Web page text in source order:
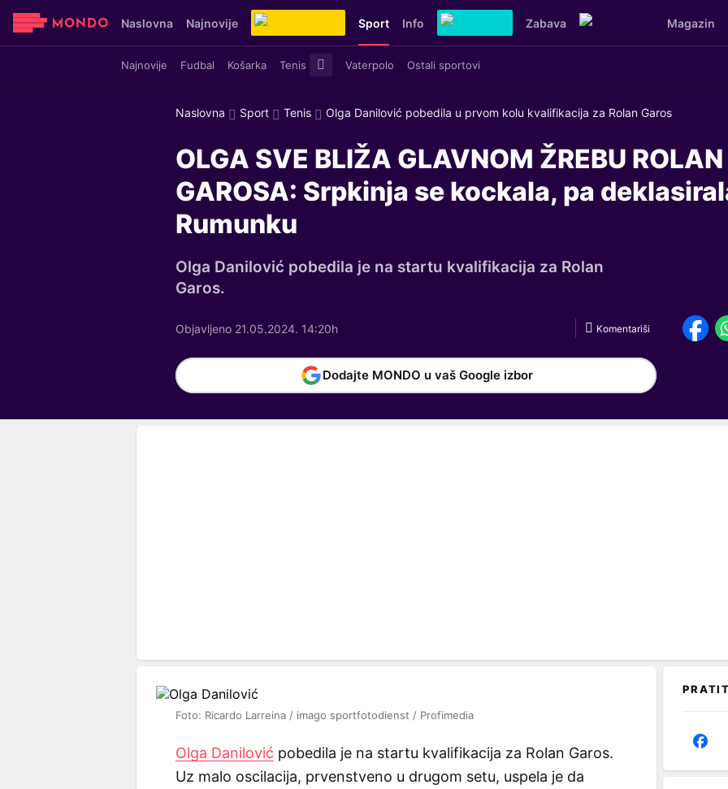
Naslovna Najnovije Sport
Najnovije Fudbal Košarka Tenis Vaterpolo Ostali sportovi
Info Zabava Magazin
Sensa Stvar ukusa Yumama
Naslovna Sport Tenis Olga Danilović pobedila u prvom kolu kvalifikacija za Rolan Garos
OLGA SVE BLIŽA GLAVNOM ŽREBU ROLAN
GAROSA: Srpkinja se kockala, pa
Rumunku
Olga Danilović pobedila je na startu kvalifikacija za Rolan
Garos.
Objavljeno 21.05.2024. 14:20h Komentariši
Dodajte MONDO u vaš Google izbor
Foto: Ricardo Larreina / imago sportfotodienst / Profimedia
Olga Danilović pobedila je na startu kvalifikacija za Rolan Garos.
Uz malo oscilacija, prvenstveno u drugom setu, uspela je da